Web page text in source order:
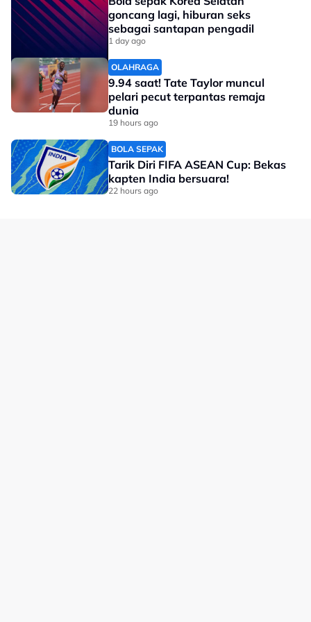
ketika majlis ringkas penyerahan barangan tajaan
tambahan yang berlangsung di Majlis Sukan Negara
(MSN), Bukit Jalil hari ini.
Untuk rekod, dalam Piala Raja Thai 2025, kem wanita
negara sekadar menamatkan saingan di peringkat
kumpulan bagi acara regu berpasukan dan kuadran.
No node context available.
Related Topics
#Sepak Takraw #Piala Raja Thai
goncang lagi, hiburan seks
sebagai santapan pengadil
1 day ago
OLAHRAGA
9.94 saat! Tate Taylor muncul
pelari pecut terpantas remaja
dunia
19 hours ago
BOLA SEPAK
Tarik Diri FIFA ASEAN Cup: Bekas
kapten India bersuara!
22 hours ago